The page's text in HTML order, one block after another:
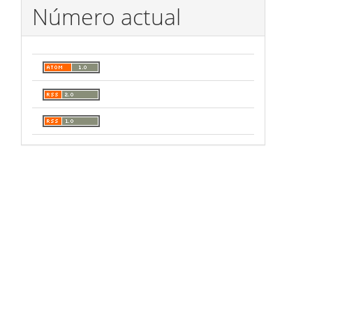
Número actual